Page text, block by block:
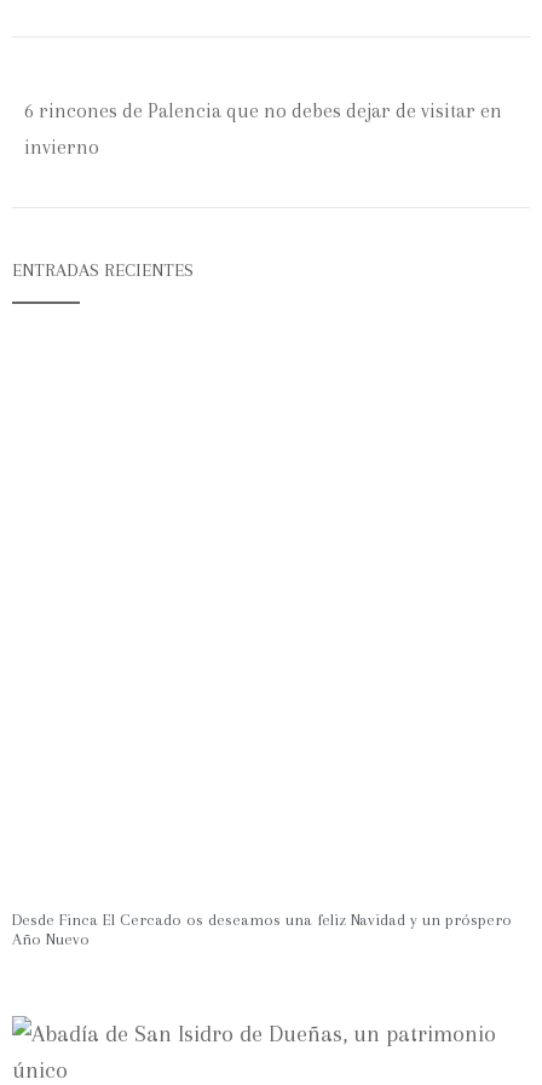
6 rincones de Palencia que no debes dejar de visitar en
invierno
ENTRADAS RECIENTES
Desde Finca El Cercado os deseamos una feliz Navidad y un próspero
Año Nuevo